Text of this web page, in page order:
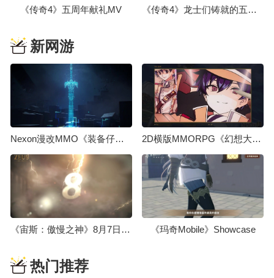
《传奇4》五周年献礼MV 《传奇4》龙士们铸就的五年之旅
新网游
Nexon漫改MMO《装备仔：OVERGEARED》先导预告，2026年上线 2D横版MMORPG《幻想大师》首个制作视频今日发布
《宙斯：傲慢之神》8月7日举办线上展示会，发布日期届时公开 《玛奇Mobile》Showcase
热门推荐